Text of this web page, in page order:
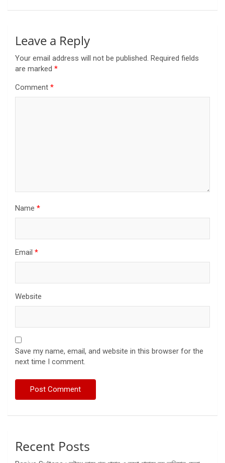
Leave a Reply
Your email address will not be published. Required fields
are marked *
Comment *
Name *
Email *
Website
Save my name, email, and website in this browser for the
next time I comment.
Recent Posts